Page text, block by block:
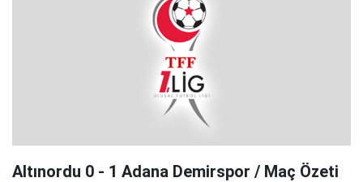
Altınordu 0 - 1 Adana Demirspor / Maç Özeti